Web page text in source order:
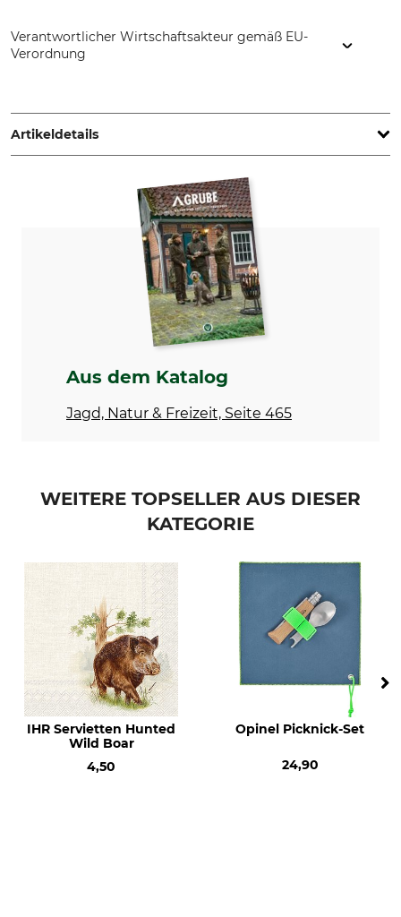
Verantwortlicher Wirtschaftsakteur gemäß EU-
Verordnung
Hamburg, Germany, www.frohstoff.de
Artikeldetails
Produkttyp
Geschirrhandtuch
Modellbezeichnung
Oberstoff
100% Leinen
Hersteller-Artikel-Nr.
GTL185
Aus dem Katalog
Jagd, Natur & Freizeit, Seite 465
WEITERE TOPSELLER AUS DIESER
KATEGORIE
IHR Servietten Hunted
Wild Boar
4,50
Opinel Picknick-Set
24,90